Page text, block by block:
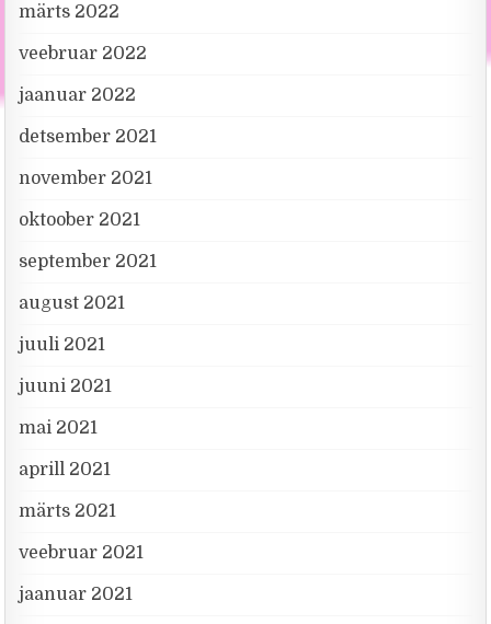
märts 2022
veebruar 2022
jaanuar 2022
detsember 2021
november 2021
oktoober 2021
september 2021
august 2021
juuli 2021
juuni 2021
mai 2021
aprill 2021
märts 2021
veebruar 2021
jaanuar 2021